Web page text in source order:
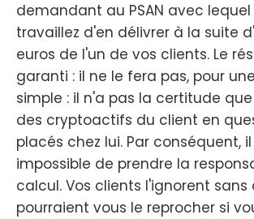
demandant au PSAN avec lequel
travaillez d'en délivrer à la suite
euros de l'un de vos clients. Le
garanti : il ne le fera pas, pour
simple : il n'a pas la certitude
des cryptoactifs du client en
placés chez lui. Par conséquent,
impossible de prendre la
calcul. Vos clients l'ignorent
pourraient vous le reprocher si